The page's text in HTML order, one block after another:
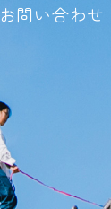
お問い合わせ